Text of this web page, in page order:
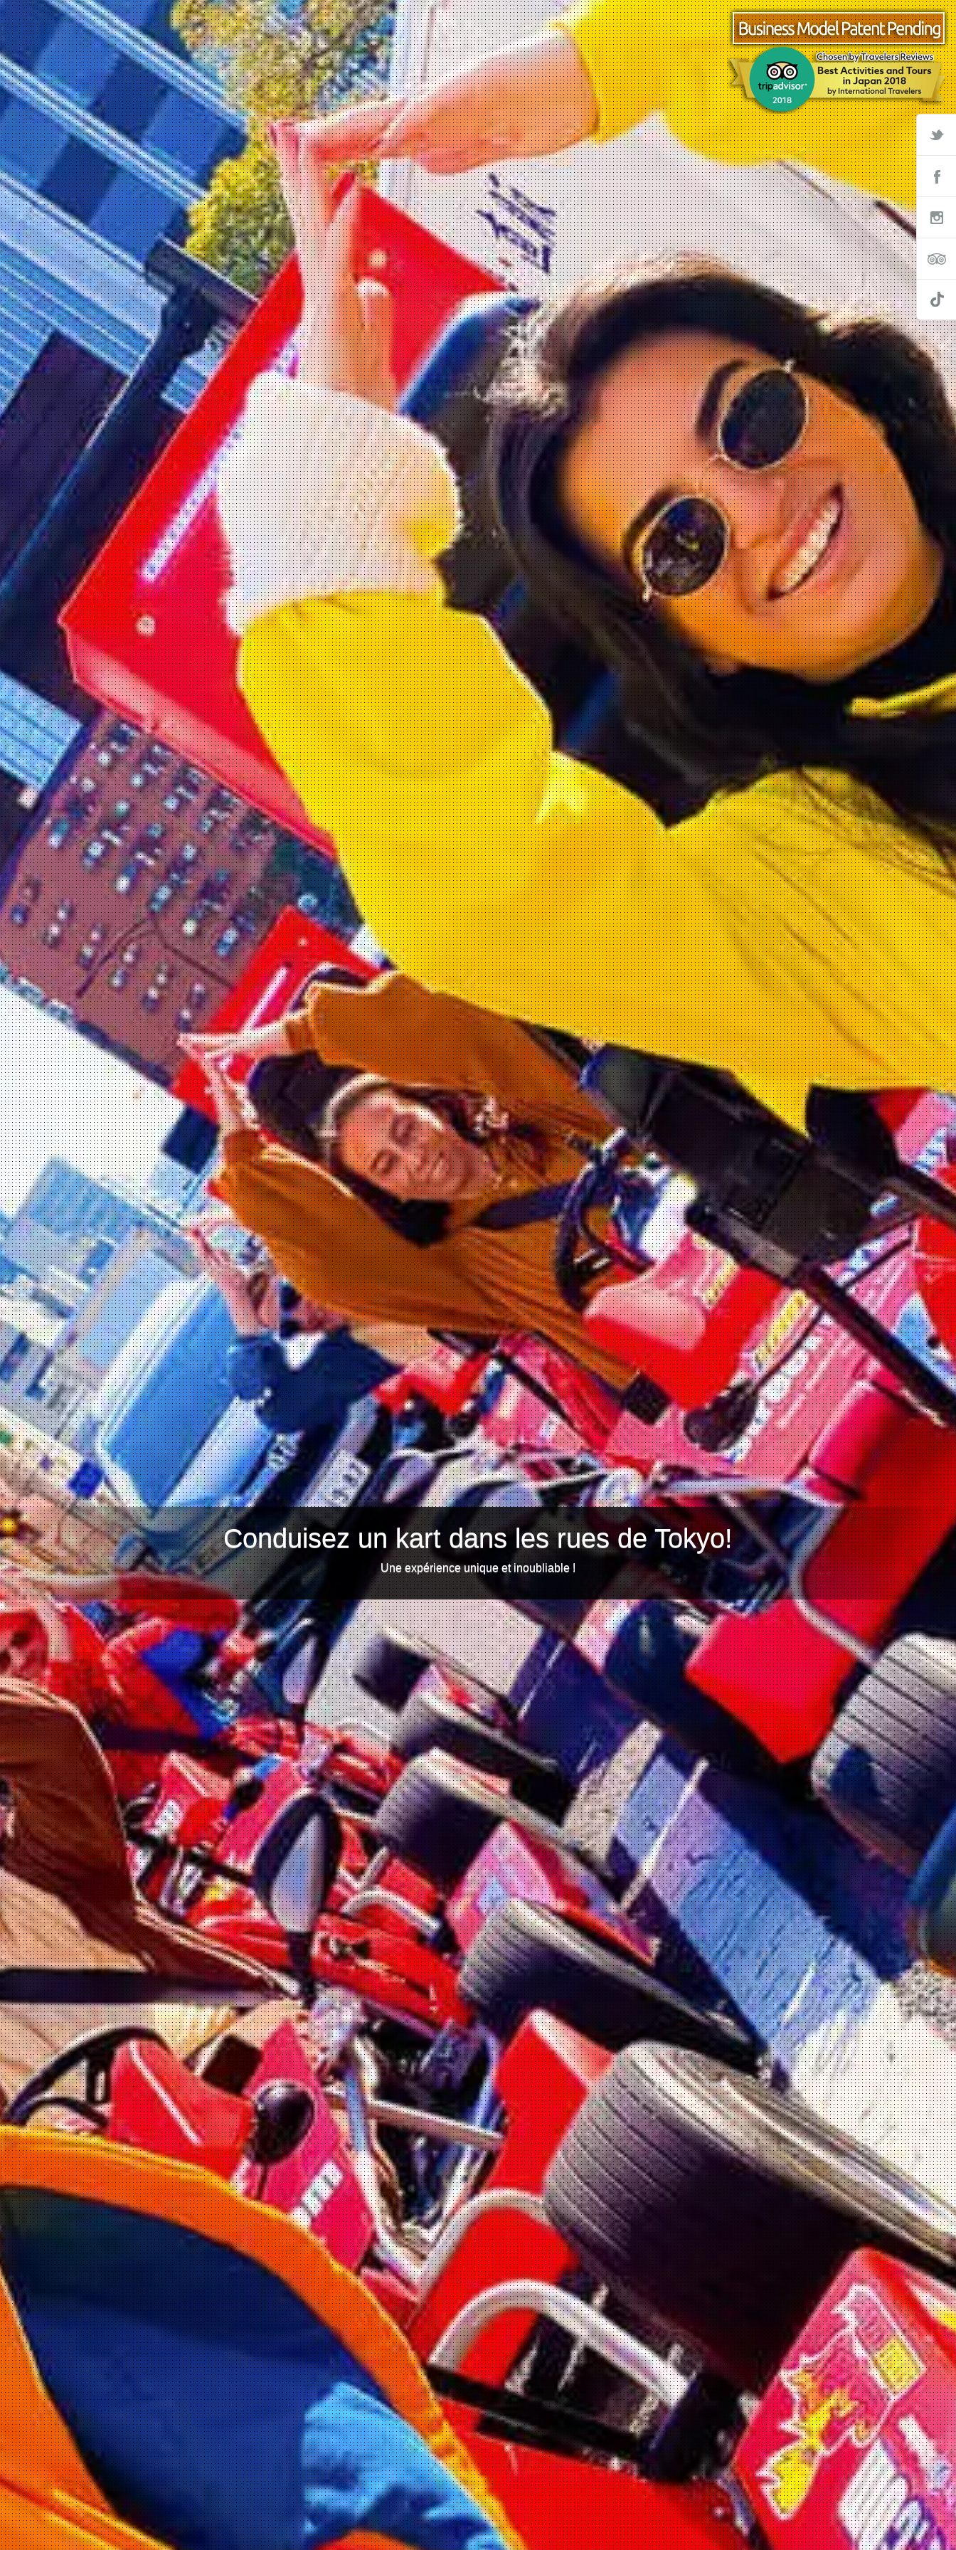
Conduisez un kart dans les rues de Tokyo!
Une expérience unique et inoubliable !